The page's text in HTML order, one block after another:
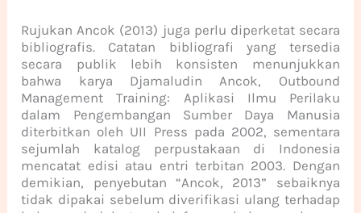
Rujukan Ancok (2013) juga perlu diperketat secara
bibliografis. Catatan bibliografi yang tersedia
secara publik lebih konsisten menunjukkan
bahwa karya Djamaludin Ancok, Outbound
Management Training: Aplikasi Ilmu Perilaku
dalam Pengembangan Sumber Daya Manusia
diterbitkan oleh UII Press pada 2002, sementara
sejumlah katalog perpustakaan di Indonesia
mencatat edisi atau entri terbitan 2003. Dengan
demikian, penyebutan “Ancok, 2013” sebaiknya
tidak dipakai sebelum diverifikasi ulang terhadap